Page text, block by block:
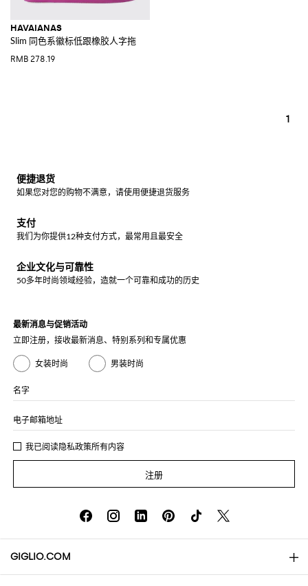
HAVAIANAS
Slim 同色系徽标低跟橡胶人字拖
RMB 278.19
1
便捷退货
如果您对您的购物不满意，请使用便捷退货服务
支付
我们为你提供12种支付方式，最常用且最安全
企业文化与可靠性
50多年时尚领域经验，造就一个可靠和成功的历史
最新消息与促销活动
立即注册，接收最新消息、特别系列和专属优惠
女装时尚 男装时尚
名字
电子邮箱地址
我已阅读隐私政策所有内容
注册
GIGLIO.COM